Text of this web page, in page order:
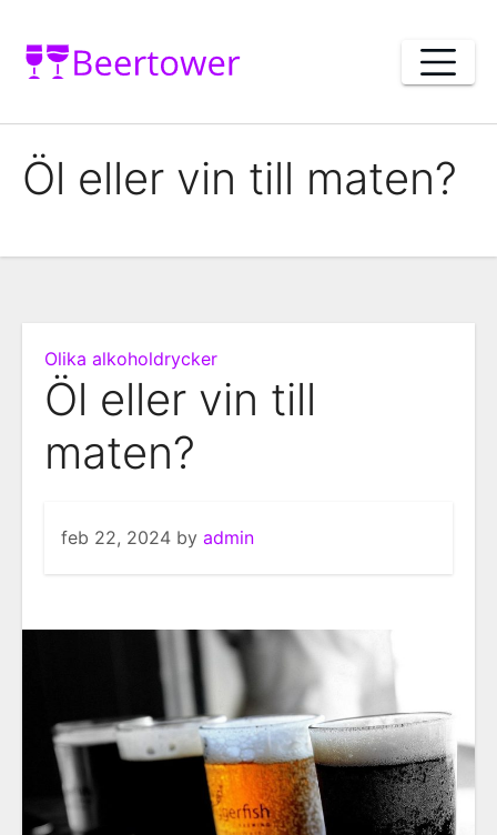
content
Öl eller vin till maten?
Olika alkoholdrycker
Öl eller vin till
maten?
feb 22, 2024 by admin